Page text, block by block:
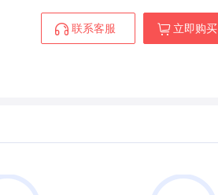
立即购买
联系客服